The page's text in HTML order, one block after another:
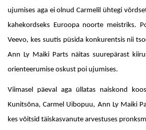
ujumises aga ei olnud Carmelil ühtegi
kahekordseks Euroopa noorte meistriks.
Veevo, kes suutis püsida konkurentsis nii
Ann Ly Maiki Parts näitas suurepärast
orienteerumise oskust poi ujumises.
Viimasel päeval aga üllatas naiskond
Kunitsõna, Carmel Uibopuu, Ann Ly Maiki
kes võitsid täiskasvanute arvestuses